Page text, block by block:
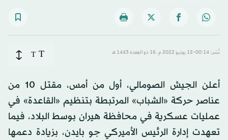
نُشر: 00:14-15 يونيو 2022 م ـ 16 ذو القِعدة 1443 هـ T
T
أعلن الجيش الصومالي، أول من أمس، مقتل 10 من
عناصر حركة «الشباب» المرتبطة بتنظيم «القاعدة» في
عمليات عسكرية في محافظة هيران بوسط البلاد، فيما
تعهدت إدارة الرئيس الأميركي جو بايدن، بزيادة دعمها